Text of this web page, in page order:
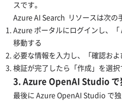
スです。
Azure AI Search リソースは次の
Azure ポータルにログインし、
移動する
必要な情報を入力し、「確認お
検証が完了したら「作成」を選択
3. Azure OpenAI Studio で
最後に Azure OpenAI Studio で独